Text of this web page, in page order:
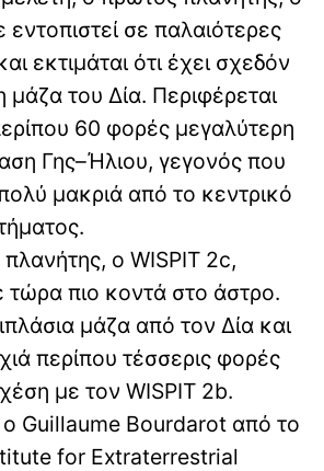
εντοπιστεί σε παλαιότερες
εκτιμάται ότι έχει σχεδόν
μάζα του Δία. Περιφέρεται
60 φορές μεγαλύτερη
Γης–Ήλιου, γεγονός που
μακριά από το κεντρικό
ο WISPIT 2c,
τώρα πιο κοντά στο άστρο.
μάζα από τον Δία και
περίπου τέσσερις φορές
με τον WISPIT 2b.
Guillaume Bourdarot από το
for Extraterrestrial